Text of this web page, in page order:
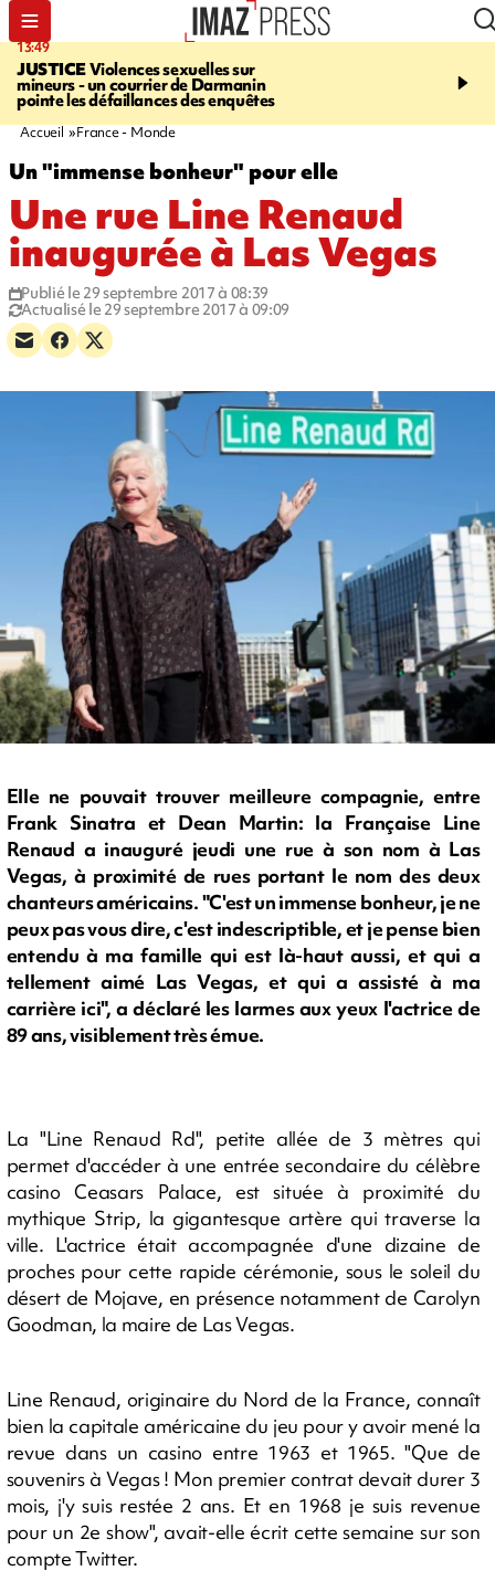
13:49
JUSTICEViolences sexuelles sur
mineurs - un courrier de Darmanin
pointe les défaillances des enquêtes
17:59
Corniche - la route du
Accueil France - Monde
Un "immense bonheur" pour elle
Une rue Line Renaud
inaugurée à Las Vegas
Publié le 29 septembre 2017 à 08:39
Actualisé le 29 septembre 2017 à 09:09
Elle ne pouvait trouver meilleure compagnie, entre
Frank Sinatra et Dean Martin: la Française Line
Renaud a inauguré jeudi une rue à son nom à Las
Vegas, à proximité de rues portant le nom des deux
chanteurs américains. "C'est un immense bonheur, je ne
peux pas vous dire, c'est indescriptible, et je pense bien
entendu à ma famille qui est là-haut aussi, et qui a
tellement aimé Las Vegas, et qui a assisté à ma
carrière ici", a déclaré les larmes aux yeux l'actrice de
89 ans, visiblement très émue.
La "Line Renaud Rd", petite allée de 3 mètres qui
permet d'accéder à une entrée secondaire du célèbre
casino Ceasars Palace, est située à proximité du
mythique Strip, la gigantesque artère qui traverse la
ville. L'actrice était accompagnée d'une dizaine de
proches pour cette rapide cérémonie, sous le soleil du
désert de Mojave, en présence notamment de Carolyn
Goodman, la maire de Las Vegas.
Line Renaud, originaire du Nord de la France, connaît
bien la capitale américaine du jeu pour y avoir mené la
revue dans un casino entre 1963 et 1965. "Que de
souvenirs à Vegas ! Mon premier contrat devait durer 3
mois, j'y suis restée 2 ans. Et en 1968 je suis revenue
pour un 2e show", avait-elle écrit cette semaine sur son
compte Twitter.